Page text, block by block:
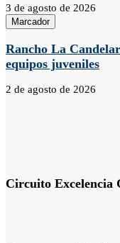
3 de agosto de 2026
Marcador
Rancho La
equipos juveniles
2 de agosto de 2026
Circuito Excelencia